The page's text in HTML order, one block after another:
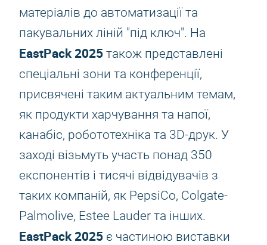
матеріалів до автоматизації та
пакувальних ліній "під ключ". На
EastPack 2025 також представлені
спеціальні зони та конференції,
присвячені таким актуальним темам,
як продукти харчування та напої,
канабіс, робототехніка та 3D-друк. У
заході візьмуть участь понад 350
експонентів і тисячі відвідувачів з
таких компаній, як PepsiCo, Colgate-
Palmolive, Estee Lauder та інших.
EastPack 2025 є частиною виставки